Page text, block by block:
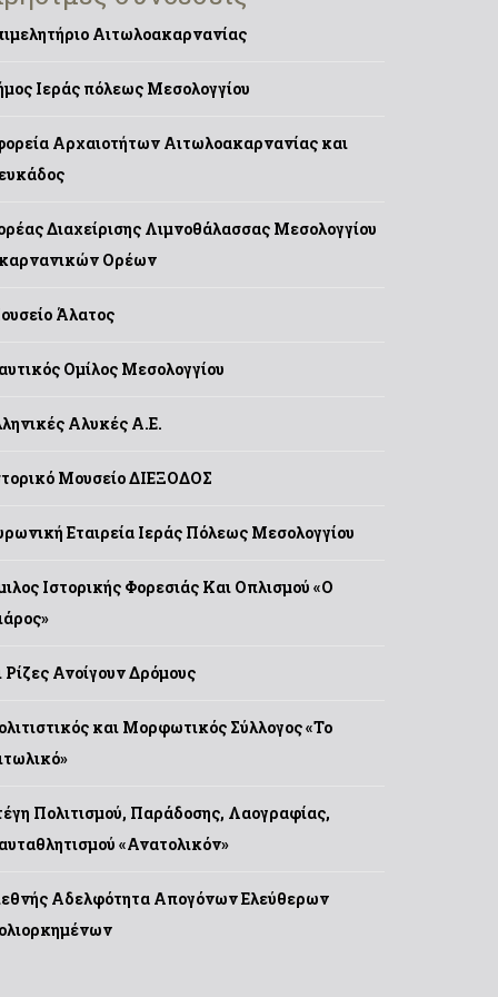
Αιτωλοακαρνανίας
Ιεράς πόλεως Μεσολογγίου
Αρχαιοτήτων Αιτωλοακαρνανίας και
Διαχείρισης Λιμνοθάλασσας Μεσολογγίου
Ορέων
Άλατος
Ομίλος Μεσολογγίου
Αλυκές Α.Ε.
Μουσείο ΔΙΕΞΟΔΟΣ
Εταιρεία Ιεράς Πόλεως Μεσολογγίου
Ιστορικής Φορεσιάς Και Οπλισμού «Ο
Ρίζες Ανοίγουν Δρόμους
και Μορφωτικός Σύλλογος «Το
Πολιτισμού, Παράδοσης, Λαογραφίας,
«Ανατολικόν»
Αδελφότητα Απογόνων Ελεύθερων